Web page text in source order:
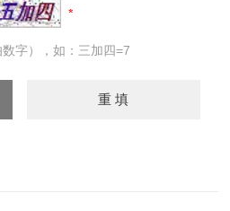
字），如：三加四=7